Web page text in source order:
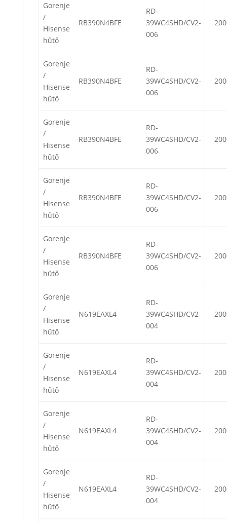
Gorenje
/
Hisense
hűtő
RB390N4BFE
RD-
39WC4SHD/CV2-
006
Gorenje
/
Hisense
hűtő
RB390N4BFE
RD-
39WC4SHD/CV2-
006
Gorenje
/
Hisense
hűtő
RB390N4BFE
RD-
39WC4SHD/CV2-
006
Gorenje
/
Hisense
hűtő
RB390N4BFE
RD-
39WC4SHD/CV2-
006
Gorenje
/
Hisense
hűtő
RB390N4BFE
RD-
39WC4SHD/CV2-
006
Gorenje
/
Hisense
hűtő
N619EAXL4
RD-
39WC4SHD/CV2-
004
Gorenje
/
Hisense
hűtő
N619EAXL4
RD-
39WC4SHD/CV2-
004
Gorenje
/
Hisense
hűtő
N619EAXL4
RD-
39WC4SHD/CV2-
004
Gorenje
/
Hisense
hűtő
N619EAXL4
RD-
39WC4SHD/CV2-
004